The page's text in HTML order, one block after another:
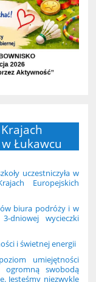
Łukawcu
uczestniczyła w
Europejskich
biura podróży i w
dniowej wycieczki
i świetnej energii
umiejętności
swobodą
Jesteśmy niezwykle